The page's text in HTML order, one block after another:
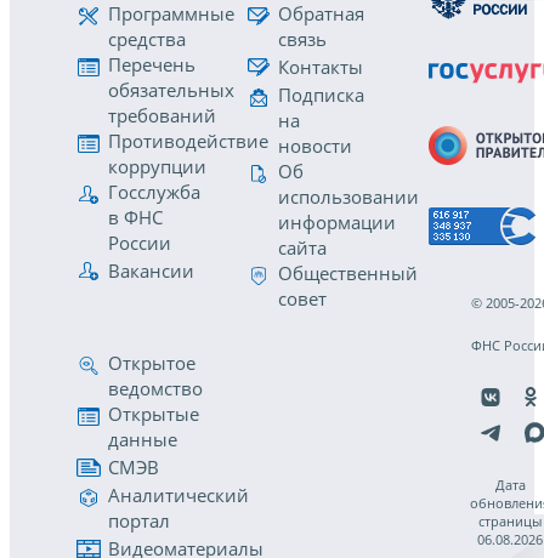
Программные
средства
Перечень
обязательных
требований
Противодействие
коррупции
Госслужба
в ФНС
России
Вакансии
Обратная
связь
Контакты
Подписка
на
новости
Об
использовании
информации
сайта
Общественный
совет
Открытое
ведомство
Открытые
данные
СМЭВ
Аналитический
портал
Видеоматериалы
© 2005-
ФНС
Дата
страницы
06.08.2026